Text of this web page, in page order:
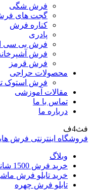
فرش شگی
گجت های
کناره فرش
پادری
فرش بی سی
فرش
فرش قرمز
محصولات حراجی
فرش استوک
مقالات آموزشی
تماس با ما
درباره ما
فث4ف
فروشگاه اینترنتی فرش
وبلاگ
خرید فرش 1500 شانه
خرید تابلو فرش
تابلو فرش چهره